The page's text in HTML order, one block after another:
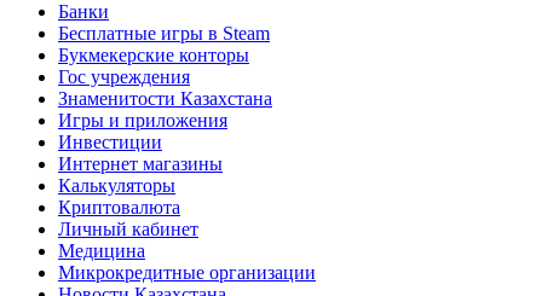
Банки
Бесплатные игры в Steam
Букмекерские конторы
Гос учреждения
Знаменитости Казахстана
Игры и приложения
Инвестиции
Интернет магазины
Калькуляторы
Криптовалюта
Личный кабинет
Медицина
Микрокредитные организации